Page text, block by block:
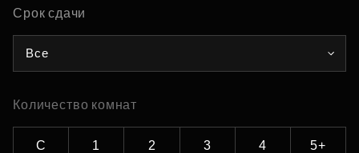
Срок сдачи
Все
Количество комнат
С 1 2 3 4 5+